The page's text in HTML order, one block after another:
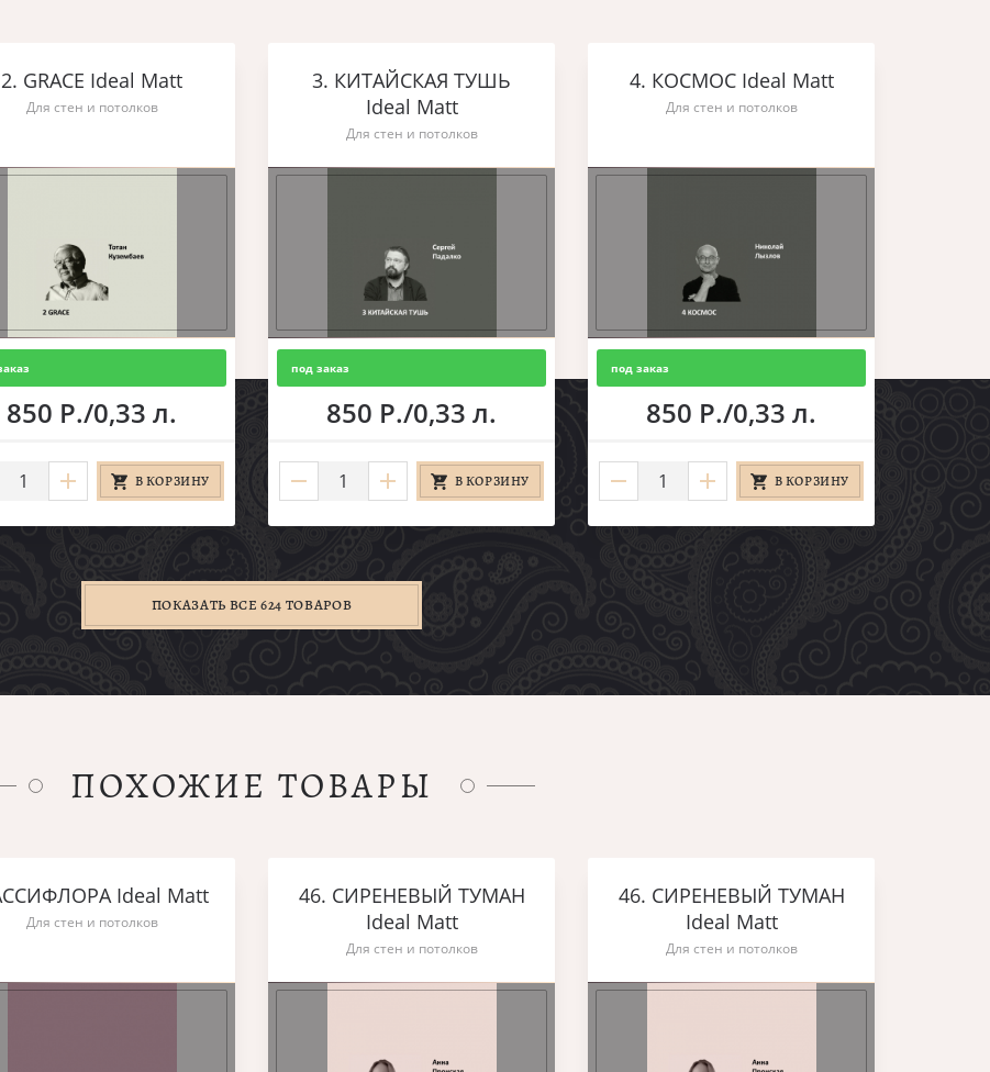
2. GRACE Ideal Matt
Для стен и потолков
850 Р./0,33 л.
В КОРЗИНУ
3. КИТАЙСКАЯ ТУШЬ
Ideal Matt
Для стен и потолков
под заказ
850 Р./0,33 л.
В КОРЗИНУ
4. КОСМОС Ideal Matt
Для стен и потолков
под заказ
850 Р./0,33 л.
В КОРЗИНУ
ПОКАЗАТЬ ВСЕ 624 ТОВАРОВ
ПОХОЖИЕ ТОВАРЫ
Ideal Matt
Для стен и потолков
46. СИРЕНЕВЫЙ ТУМАН
Ideal Matt
Для стен и потолков
46. СИРЕНЕВЫЙ ТУМАН
Ideal Matt
Для стен и потолков